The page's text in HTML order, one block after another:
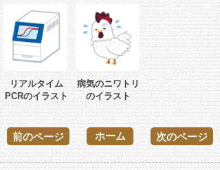
リアルタイム
PCRのイラスト
病気のニワトリ
のイラスト
前のページ 次のページ
ホーム